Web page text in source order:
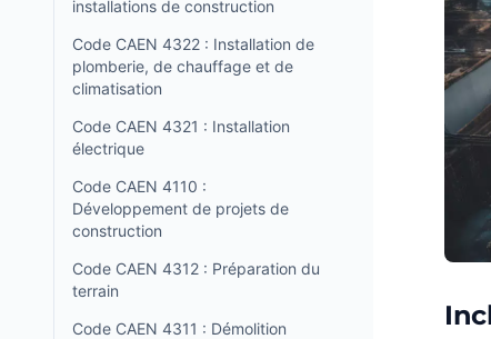
installations de construction
Code CAEN 4322 : Installation de
plomberie, de chauffage et de
climatisation
Code CAEN 4321 : Installation
électrique
Code CAEN 4110 :
Développement de projets de
construction
Code CAEN 4312 : Préparation du
terrain
Code CAEN 4311 : Démolition